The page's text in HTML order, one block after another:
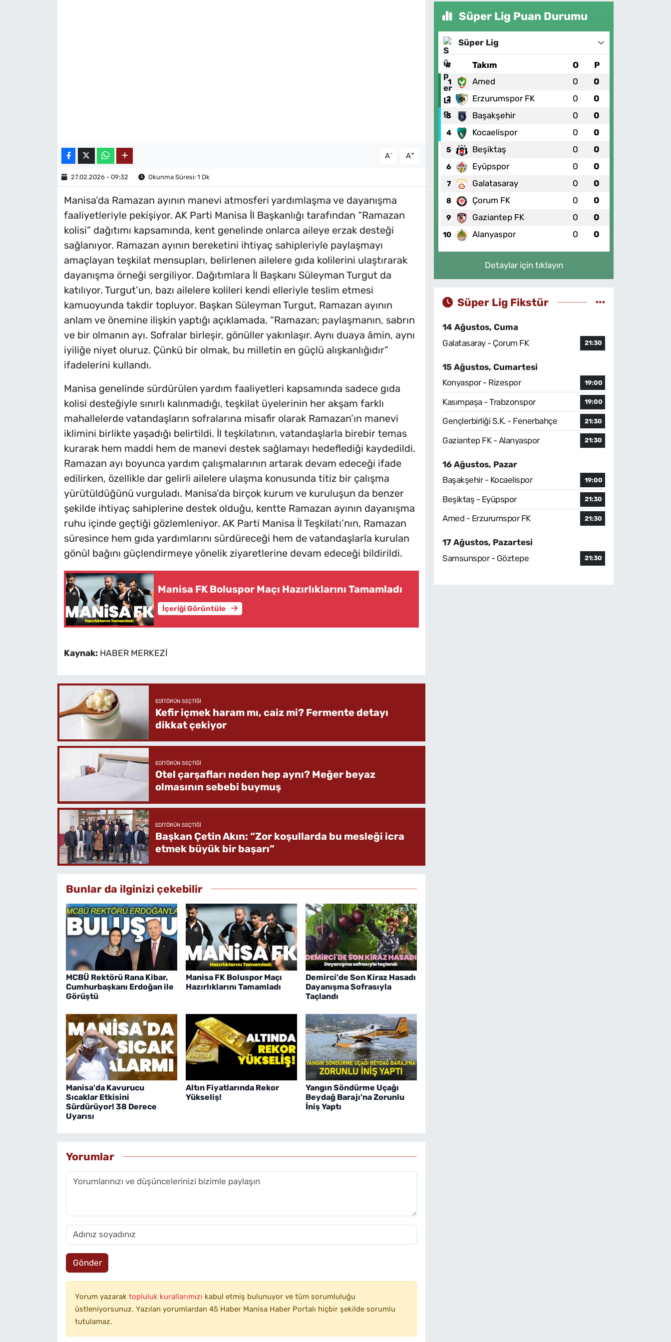
A- A+
27.02.2026 - 09:32 Okunma Süresi: 1 Dk
Manisa’da Ramazan ayının manevi atmosferi yardımlaşma ve dayanışma
faaliyetleriyle pekişiyor. AK Parti Manisa İl Başkanlığı tarafından “Ramazan
kolisi” dağıtımı kapsamında, kent genelinde onlarca aileye erzak desteği
sağlanıyor. Ramazan ayının bereketini ihtiyaç sahipleriyle paylaşmayı
amaçlayan teşkilat mensupları, belirlenen ailelere gıda kolilerini ulaştırarak
dayanışma örneği sergiliyor. Dağıtımlara İl Başkanı Süleyman Turgut da
katılıyor. Turgut’un, bazı ailelere kolileri kendi elleriyle teslim etmesi
kamuoyunda takdir topluyor. Başkan Süleyman Turgut, Ramazan ayının
anlam ve önemine ilişkin yaptığı açıklamada, “Ramazan; paylaşmanın, sabrın
ve bir olmanın ayı. Sofralar birleşir, gönüller yakınlaşır. Aynı duaya âmin, aynı
iyiliğe niyet oluruz. Çünkü bir olmak, bu milletin en güçlü alışkanlığıdır”
ifadelerini kullandı.
Manisa genelinde sürdürülen yardım faaliyetleri kapsamında sadece gıda
kolisi desteğiyle sınırlı kalınmadığı, teşkilat üyelerinin her akşam farklı
mahallelerde vatandaşların sofralarına misafir olarak Ramazan’ın manevi
iklimini birlikte yaşadığı belirtildi. İl teşkilatının, vatandaşlarla birebir temas
kurarak hem maddi hem de manevi destek sağlamayı hedeflediği kaydedildi.
Ramazan ayı boyunca yardım çalışmalarının artarak devam edeceği ifade
edilirken, özellikle dar gelirli ailelere ulaşma konusunda titiz bir çalışma
yürütüldüğünü vurguladı. Manisa’da birçok kurum ve kuruluşun da benzer
şekilde ihtiyaç sahiplerine destek olduğu, kentte Ramazan ayının dayanışma
ruhu içinde geçtiği gözlemleniyor. AK Parti Manisa İl Teşkilatı’nın, Ramazan
süresince hem gıda yardımlarını sürdüreceği hem de vatandaşlarla kurulan
gönül bağını güçlendirmeye yönelik ziyaretlerine devam edeceği bildirildi.
Manisa FK Boluspor Maçı Hazırlıklarını Tamamladı
İçeriği Görüntüle
Kaynak: HABER MERKEZİ
EDITÖRÜN SEÇTIĞI
Kefir içmek haram mı, caiz mi? Fermente detayı
dikkat çekiyor
EDITÖRÜN SEÇTIĞI
Otel çarşafları neden hep aynı? Meğer beyaz
olmasının sebebi buymuş
EDITÖRÜN SEÇTIĞI
Başkan Çetin Akın: “Zor koşullarda bu mesleği icra
etmek büyük bir başarı”
Bunlar da ilginizi çekebilir
MCBÜ Rektörü Rana Kibar,
Cumhurbaşkanı Erdoğan ile
Görüştü
Manisa FK Boluspor Maçı
Hazırlıklarını Tamamladı
Demirci'de Son Kiraz Hasadı
Dayanışma Sofrasıyla
Taçlandı
Manisa'da Kavurucu
Sıcaklar Etkisini
Sürdürüyor! 38 Derece
Uyarısı
Altın Fiyatlarında Rekor
Yükseliş!
Yangın Söndürme Uçağı
Beydağ Barajı'na Zorunlu
İniş Yaptı
Yorumlar
Gönder
Yorum yazarak topluluk kurallarımızı kabul etmiş bulunuyor ve tüm sorumluluğu
üstleniyorsunuz. Yazılan yorumlardan 45 Haber Manisa Haber Portalı hiçbir şekilde sorumlu
tutulamaz.
Süper Lig Puan Durumu
Süper Lig
# Takım O P
1 Amed 0 0
2 Erzurumspor FK 0 0
3 Başakşehir 0 0
4 Kocaelispor 0 0
5 Beşiktaş 0 0
6 Eyüpspor 0 0
7 Galatasaray 0 0
8 Çorum FK 0 0
9 Gaziantep FK 0 0
10 Alanyaspor 0 0
Detaylar için tıklayın
Süper Lig Fikstür
14 Ağustos, Cuma
Galatasaray - Çorum FK
21:30
15 Ağustos, Cumartesi
Konyaspor - Rizespor
19:00
Kasımpaşa - Trabzonspor 19:00
Gençlerbirliği S.K. - Fenerbahçe 21:30
Gaziantep FK - Alanyaspor 21:30
16 Ağustos, Pazar
Başakşehir - Kocaelispor
19:00
Beşiktaş - Eyüpspor 21:30
Amed - Erzurumspor FK 21:30
17 Ağustos, Pazartesi
Samsunspor - Göztepe
21:30